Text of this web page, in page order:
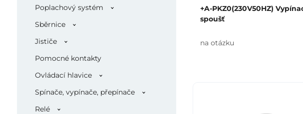
Poplachový systém
Sběrnice
Jističe
Pomocné kontakty
Ovládací hlavice
Spínače, vypínače, přepínače
Relé
+A-PKZ0(230V50HZ)
spoušť
na otázku